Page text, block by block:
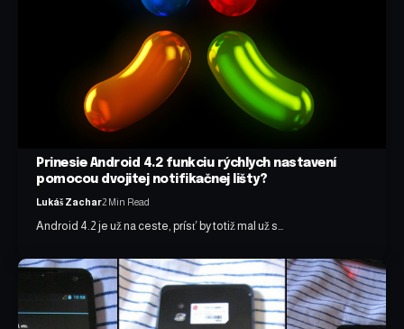
Prinesie Android 4.2 funkciu rýchlych nastavení
pomocou dvojitej notifikačnej lišty?
Lukáš Zachar2 Min Read
Android 4.2 je už na ceste, prísť by totiž mal už s…